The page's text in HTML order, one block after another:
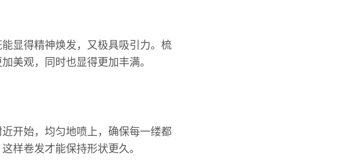
显得精神焕发，又极具吸引力。梳
美观，同时也显得更加丰满。
开始，均匀地喷上，确保每一缕都
样卷发才能保持形状更久。